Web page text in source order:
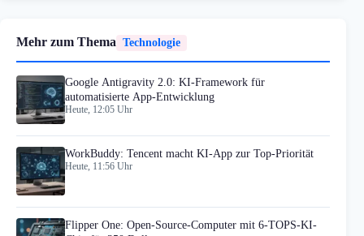
Mehr zum Thema Technologie
Google Antigravity 2.0: KI-Framework für
automatisierte App-Entwicklung
Heute, 12:05 Uhr
WorkBuddy: Tencent macht KI-App zur Top-Priorität
Heute, 11:56 Uhr
Flipper One: Open-Source-Computer mit 6-TOPS-KI-